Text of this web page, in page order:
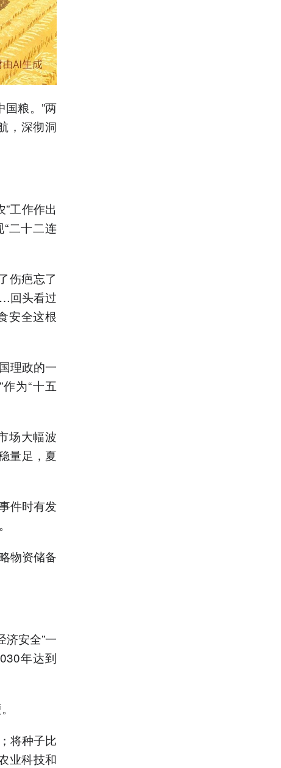
国粮。”两
，深彻洞
工作作出
二十二连
伤疤忘了
回头看过
安全这根
理政的一
为“十五
场大幅波
量足，夏
件时有发
物资储备
济安全”一
年达到
将种子比
业科技和